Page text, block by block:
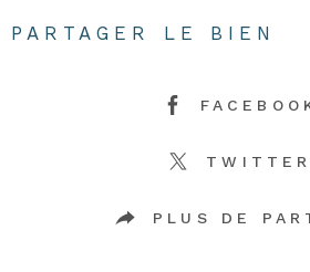
PARTAGER LE BIEN
TWITTER
PLUS DE